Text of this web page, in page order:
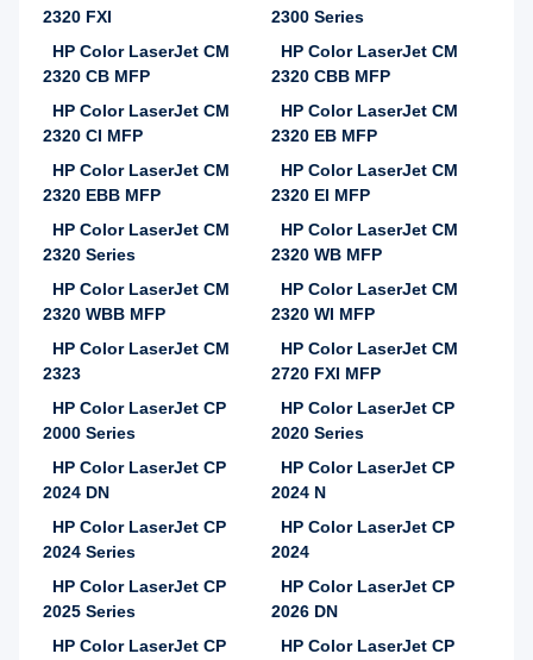
2320 FXI
2300 Series
HP Color LaserJet CM
2320 CB MFP
HP Color LaserJet CM
2320 CBB MFP
HP Color LaserJet CM
2320 CI MFP
HP Color LaserJet CM
2320 EB MFP
HP Color LaserJet CM
2320 EBB MFP
HP Color LaserJet CM
2320 EI MFP
HP Color LaserJet CM
2320 Series
HP Color LaserJet CM
2320 WB MFP
HP Color LaserJet CM
2320 WBB MFP
HP Color LaserJet CM
2320 WI MFP
HP Color LaserJet CM
2323
HP Color LaserJet CM
2720 FXI MFP
HP Color LaserJet CP
2000 Series
HP Color LaserJet CP
2020 Series
HP Color LaserJet CP
2024 DN
HP Color LaserJet CP
2024 N
HP Color LaserJet CP
2024 Series
HP Color LaserJet CP
2024
HP Color LaserJet CP
2025 Series
HP Color LaserJet CP
2026 DN
HP Color LaserJet CP
HP Color LaserJet CP